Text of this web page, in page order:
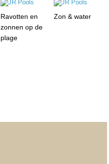
Ravotten en
zonnen op de
plage
Zon & water